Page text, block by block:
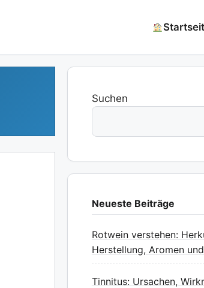
Suchen
Neueste Beiträge
Rotwein verstehen:
Herstellung, Aromen
Tinnitus: Ursachen,